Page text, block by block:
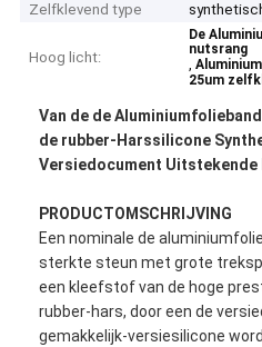
Zelfklevend type
Hoog licht:
De
nutsrang
,
25um
Van de de
de rubber-Harssilicone
Versiedocument Uitstekende
PRODUCTOMSCHRIJVING
Een nominale de
sterkte steun met grote
een kleefstof van de hoge
rubber-hars, door een de
gemakkelijk-versiesilicone